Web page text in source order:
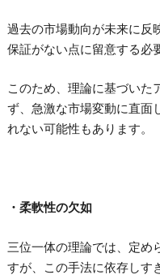
過去の市場動向が未来に反
保証がない点に留意する必
このため、理論に基づいた
ず、急激な市場変動に直面
れない可能性もあります。
・柔軟性の欠如
三位一体の理論では、定め
すが、この手法に依存しす